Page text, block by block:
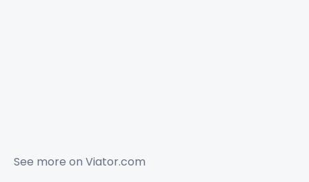
See more on Viator.com